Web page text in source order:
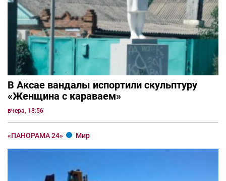
В Аксае вандалы испортили скульптуру
«Женщина с караваем»
вчера, 18:56
«ПАНОРАМА 24» Мир